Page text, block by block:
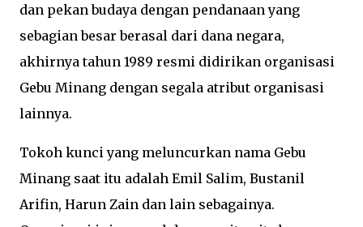
dan pekan budaya dengan pendanaan yang
sebagian besar berasal dari dana negara,
akhirnya tahun 1989 resmi didirikan organisasi
Gebu Minang dengan segala atribut organisasi
lainnya.
Tokoh kunci yang meluncurkan nama Gebu
Minang saat itu adalah Emil Salim, Bustanil
Arifin, Harun Zain dan lain sebagainya.